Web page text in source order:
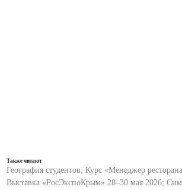
Также читают
География студентов, Курс «Менеджер
Выставка «РосЭкспоКрым» 28–30 мая 2026;